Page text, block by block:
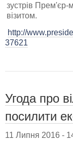
зустрів Прем'єр-
візитом.
http://
37621
Угода про
посилити
11 Липня 2016 -